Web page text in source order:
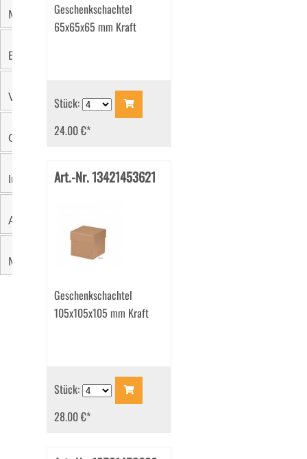
Motiv
Einzelgewicht
Verpackungseinheit
Grammatur
Innenfarbe
Aussendruck
Marke
Geschenkschachtel
65x65x65 mm Kraft
Stück:
24.00 €*
Art.-Nr. 13421453621
Geschenkschachtel
105x105x105 mm Kraft
Stück:
28.00 €*